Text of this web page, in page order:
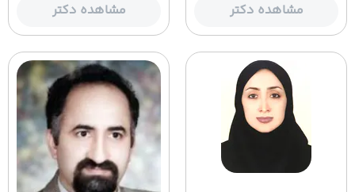
مشاهده دکتر
مشاهده دکتر